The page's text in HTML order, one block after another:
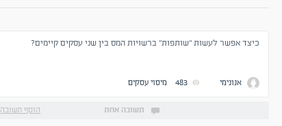
כיצד אפשר לעשות "שותפות" ברשויות המס בין שני עסקים קיימים?
אנונימי 483 מיסוי עסקים
תשובה אחת הוסף תשובה